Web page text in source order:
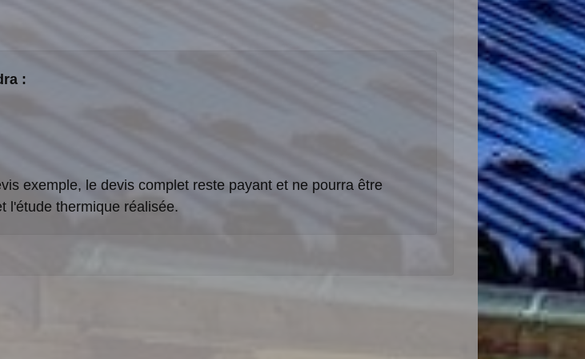
:
exemple, le devis complet reste payant et ne pourra être
l'étude thermique réalisée.